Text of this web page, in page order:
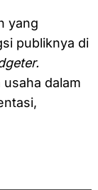
yang
publiknya di
dalam